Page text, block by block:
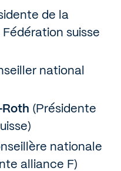
de la
suisse
national
(Présidente
nationale
alliance F)